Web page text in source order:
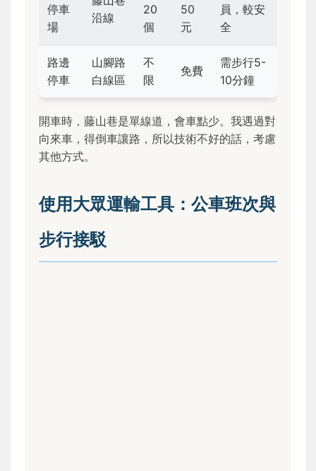
停車
場
沿線
20
個
50
元
員，較安
全
路邊
停車
山腳路
白線區
不
限
免費
需步行5-
10分鐘
開車時，藤山巷是單線道，會車點少。我遇過對
向來車，得倒車讓路，所以技術不好的話，考慮
其他方式。
使用大眾運輸工具：公車班次與
步行接駁